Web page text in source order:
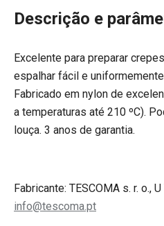
Descrição e
Excelente para preparar
espalhar fácil e
Fabricado em nylon de
a temperaturas até 210 ºC).
louça. 3 anos de garantia.
Fabricante: TESCOMA s. r. o.,
info@tescoma.pt